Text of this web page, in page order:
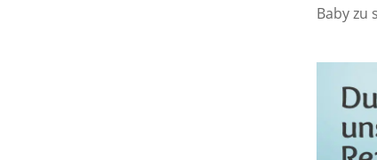
Baby zu